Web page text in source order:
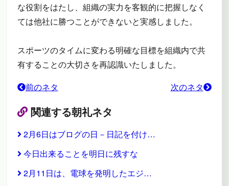
な役割をはたし、組織の実力を客観的に把握しなく
ては他社に勝つことができないと実感しました。
スポーツのタイムに変わる明確な目標を組織内で共
有することの大切さを再認識いたしました。
前のネタ
次のネタ
関連する朝礼ネタ
2月6日はブログの日－日記を付け…
今日出来ることを明日に残すな
2月11日は、電球を発明したエジ…